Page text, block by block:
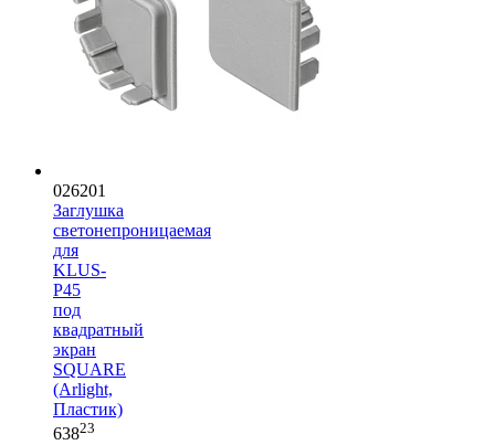
026201
Заглушка
светонепроницаемая
для
KLUS-
P45
под
квадратный
экран
SQUARE
(Arlight,
Пластик)
63823